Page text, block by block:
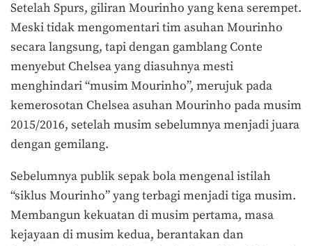
Setelah Spurs, giliran Mourinho yang kena serempet.
Meski tidak mengomentari tim asuhan Mourinho
secara langsung, tapi dengan gamblang Conte
menyebut Chelsea yang diasuhnya mesti
menghindari “musim Mourinho”, merujuk pada
kemerosotan Chelsea asuhan Mourinho pada musim
2015/2016, setelah musim sebelumnya menjadi juara
dengan gemilang.
Sebelumnya publik sepak bola mengenal istilah
“siklus Mourinho” yang terbagi menjadi tiga musim.
Membangun kekuatan di musim pertama, masa
kejayaan di musim kedua, berantakan dan